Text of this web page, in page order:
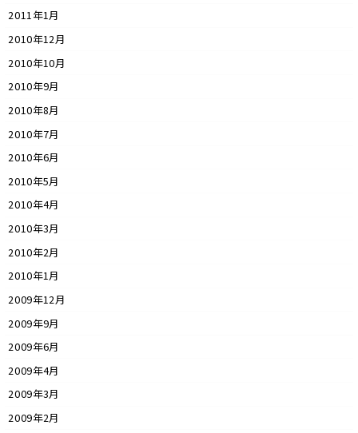
2011年1月
2010年12月
2010年10月
2010年9月
2010年8月
2010年7月
2010年6月
2010年5月
2010年4月
2010年3月
2010年2月
2010年1月
2009年12月
2009年9月
2009年6月
2009年4月
2009年3月
2009年2月